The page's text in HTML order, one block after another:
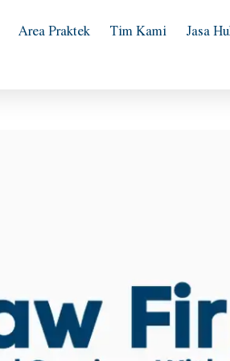
Area Praktek Tim Kami Jasa